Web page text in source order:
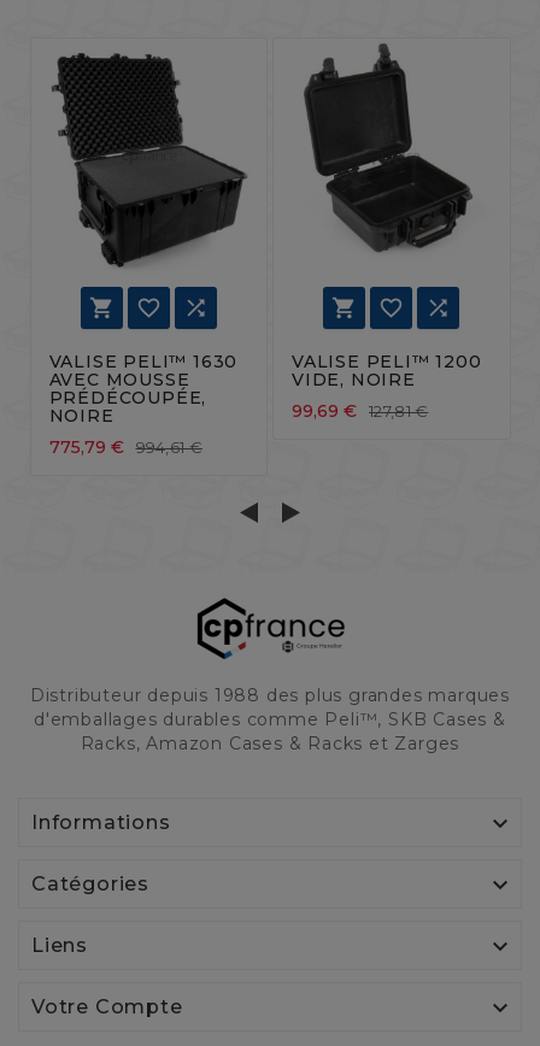
  
VALISE PELI™ 1630
AVEC MOUSSE
PRÉDÉCOUPÉE,
NOIRE
775,79 €
994,61 €
  
VALISE PELI™ 1200
VIDE, NOIRE
99,69 €
127,81 €
Distributeur depuis 1988 des plus grandes marques
d'emballages durables comme Peli™, SKB Cases &
Racks, Amazon Cases & Racks et Zarges
Informations 
Catégories 
Liens 
Votre Compte 